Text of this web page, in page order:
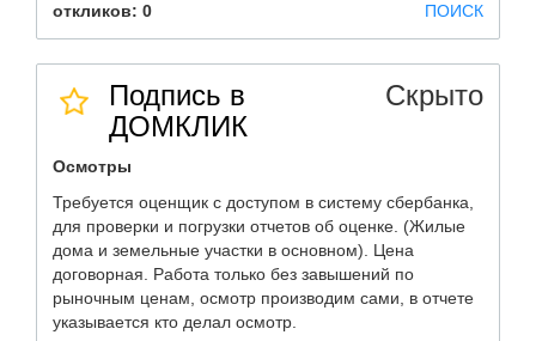
откликов: 0
ПОИСК
Подпись в
ДОМКЛИК
Скрыто
Осмотры
Требуется оценщик с доступом в систему сбербанка,
для проверки и погрузки отчетов об оценке. (Жилые
дома и земельные участки в основном). Цена
договорная. Работа только без завышений по
рыночным ценам, осмотр производим сами, в отчете
указывается кто делал осмотр.